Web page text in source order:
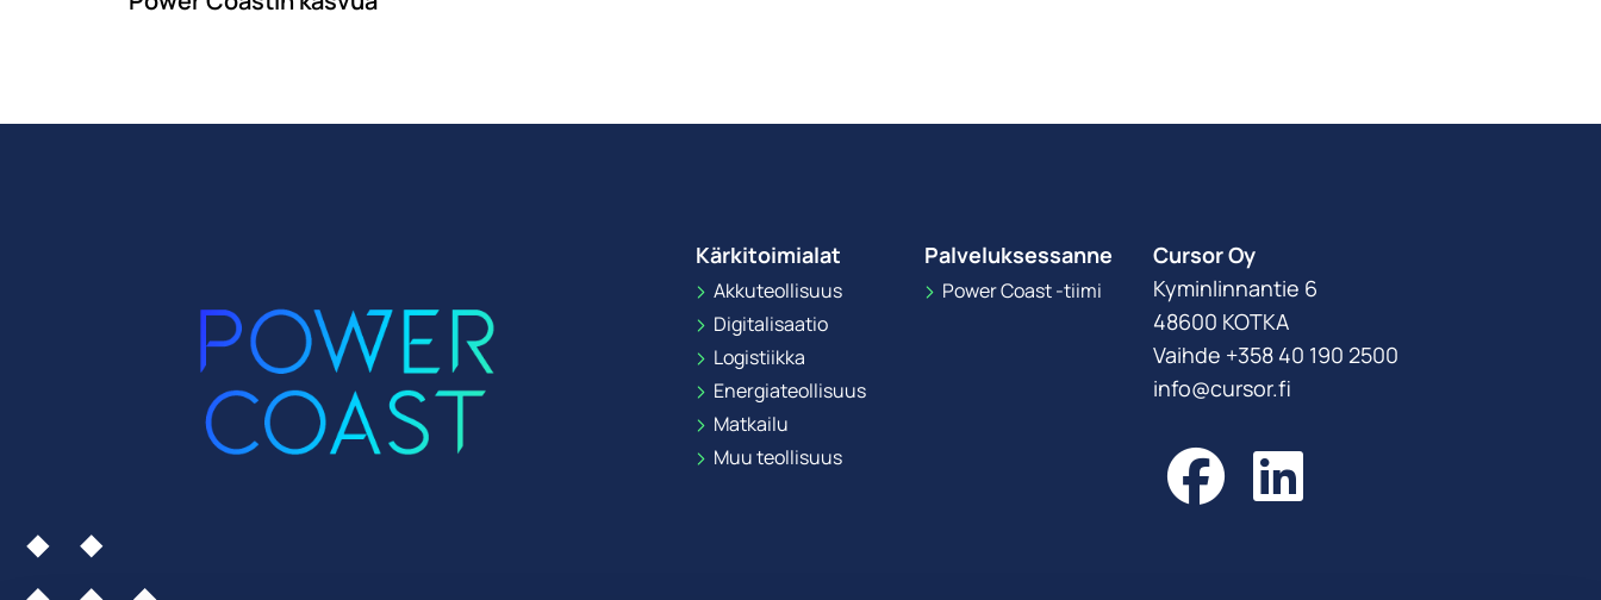
Kärkitoimialat
Akkuteollisuus
Digitalisaatio
Logistiikka
Energiateollisuus
Matkailu
Muu teollisuus
Palveluksessanne
Power Coast -tiimi
Cursor Oy
Kyminlinnantie 6
48600 KOTKA
Vaihde +358 40 190 2500
info@cursor.fi
Facebook
LinkedIn